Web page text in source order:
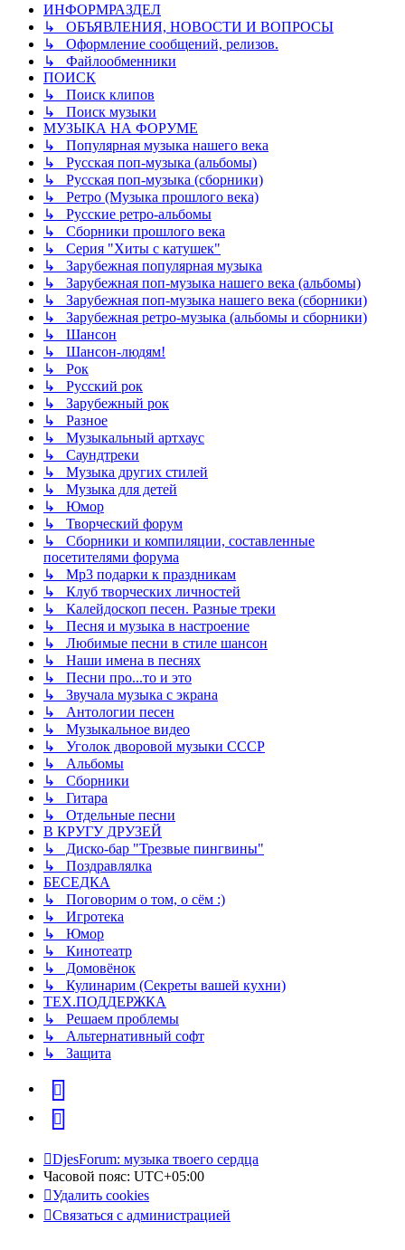
ИНФОРМРАЗДЕЛ
↳ ОБЪЯВЛЕНИЯ, НОВОСТИ И ВОПРОСЫ
↳ Оформление сообщений, релизов.
↳ Файлообменники
ПОИСК
↳ Поиск клипов
↳ Поиск музыки
МУЗЫКА НА ФОРУМЕ
↳ Популярная музыка нашего века
↳ Русская поп-музыка (альбомы)
↳ Русская поп-музыка (сборники)
↳ Ретро (Музыка прошлого века)
↳ Русские ретро-альбомы
↳ Сборники прошлого века
↳ Серия "Хиты с катушек"
↳ Зарубежная популярная музыка
↳ Зарубежная поп-музыка нашего века (альбомы)
↳ Зарубежная поп-музыка нашего века (сборники)
↳ Зарубежная ретро-музыка (альбомы и сборники)
↳ Шансон
↳ Шансон-людям!
↳ Рок
↳ Русский рок
↳ Зарубежный рок
↳ Разное
↳ Музыкальный артхаус
↳ Саундтреки
↳ Музыка других стилей
↳ Музыка для детей
↳ Юмор
↳ Творческий форум
↳ Сборники и компиляции, составленные
посетителями форума
↳ Mp3 подарки к праздникам
↳ Клуб творческих личностей
↳ Калейдоскоп песен. Разные треки
↳ Песня и музыка в настроение
↳ Любимые песни в стиле шансон
↳ Наши имена в песнях
↳ Песни про...то и это
↳ Звучала музыка с экрана
↳ Антологии песен
↳ Музыкальное видео
↳ Уголок дворовой музыки СССР
↳ Альбомы
↳ Сборники
↳ Гитара
↳ Отдельные песни
В КРУГУ ДРУЗЕЙ
↳ Диско-бар "Трезвые пингвины"
↳ Поздравлялка
БЕСЕДКА
↳ Поговорим о том, о сём :)
↳ Игротека
↳ Юмор
↳ Кинотеатр
↳ Домовёнок
↳ Кулинарим (Секреты вашей кухни)
ТЕХ.ПОДДЕРЖКА
↳ Решаем проблемы
↳ Альтернативный софт
↳ Защита
vk
Telegram
DjesForum: музыка твоего сердца
Часовой пояс: UTC+05:00
Удалить cookies
Связаться с администрацией